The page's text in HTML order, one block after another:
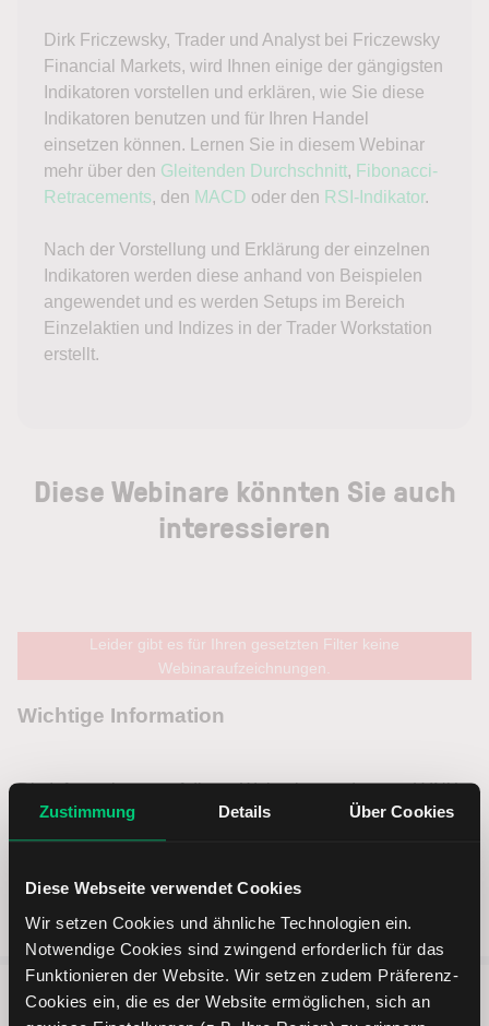
Zustimmung Details Über Cookies
Diese Webseite verwendet Cookies
Wir setzen Cookies und ähnliche Technologien ein.
Notwendige Cookies sind zwingend erforderlich für das
Funktionieren der Website. Wir setzen zudem Präferenz-
Cookies ein, die es der Website ermöglichen, sich an
Dirk Friczewsky, Trader und Analyst bei Friczewsky
Financial Markets, wird Ihnen einige der gängigsten
Indikatoren vorstellen und erklären, wie Sie diese
Indikatoren benutzen und für Ihren Handel
einsetzen können. Lernen Sie in diesem Webinar
mehr über den Gleitenden Durchschnitt, Fibonacci-
Retracements, den MACD oder den RSI-Indikator.
Nach der Vorstellung und Erklärung der einzelnen
Indikatoren werden diese anhand von Beispielen
angewendet und es werden Setups im Bereich
Einzelaktien und Indizes in der Trader Workstation
erstellt.
Diese Webinare könnten Sie auch
interessieren
Leider gibt es für Ihren gesetzten Filter keine
Webinaraufzeichnungen.